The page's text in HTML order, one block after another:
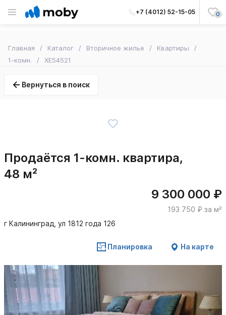
+7 (4012) 52-15-05 0
Главная Каталог Вторичное жилье
Квартиры
1-комн.
XE54521
Вернуться в поиск
Продаётся 1-комн. квартира,
48 м²
9 300 000 ₽
193 750 ₽ за м²
г Калининград, ул 1812 года 126
Планировка На карте